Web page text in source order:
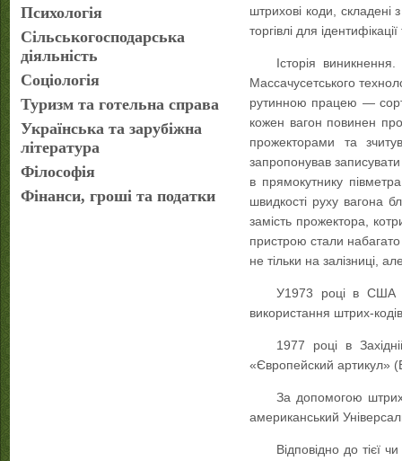
Психологія
Сільськогосподарська
діяльність
Соціологія
Туризм та готельна справа
Українська та зарубіжна
література
Філософія
Фінанси, гроші та податки
штрихові коди, складені
торгівлі для
Історія
Массачусетського
рутинною працею —
кожен вагон повинен
прожекторами та
запропонував
в прямокутнику
швидкості руху вагона
замість прожектора,
пристрою стали
не тільки на залізниці,
У1973 році в США
використання штрих-
1977 році в
«Європейский артикул»
За допомогою
американський
Відповідно до тієї